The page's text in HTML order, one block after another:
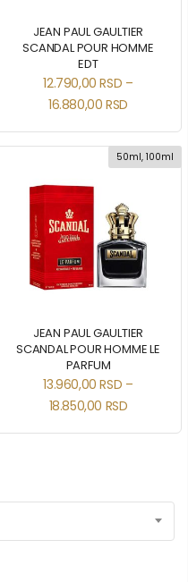
JEAN PAUL GAULTIER
SCANDAL POUR HOMME
EDT
12.790,00RSD –
16.880,00RSD
50ml, 100ml
JEAN PAUL GAULTIER
SCANDAL POUR HOMME LE
PARFUM
13.960,00RSD –
18.850,00 RSD